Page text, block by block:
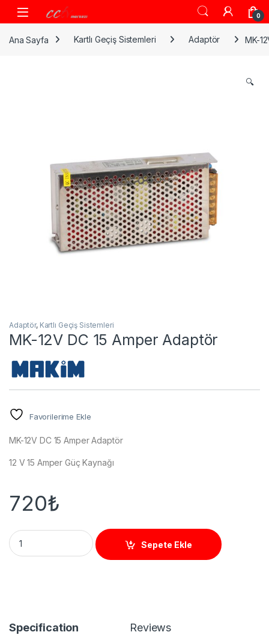
Skip to navigation
Skip to content
0
Ana Sayfa Kartlı Geçiş Sistemleri Adaptör MK-
🔍
Adaptör, Kartlı Geçiş Sistemleri
MK-12V DC 15 Amper Adaptör
Favorilerime Ekle
MK-12V DC 15 Amper Adaptör
12 V 15 Amper Güç Kaynağı
720₺
MK-12V DC 15 Amper Adaptör quantity
Sepete Ekle
Specification Reviews